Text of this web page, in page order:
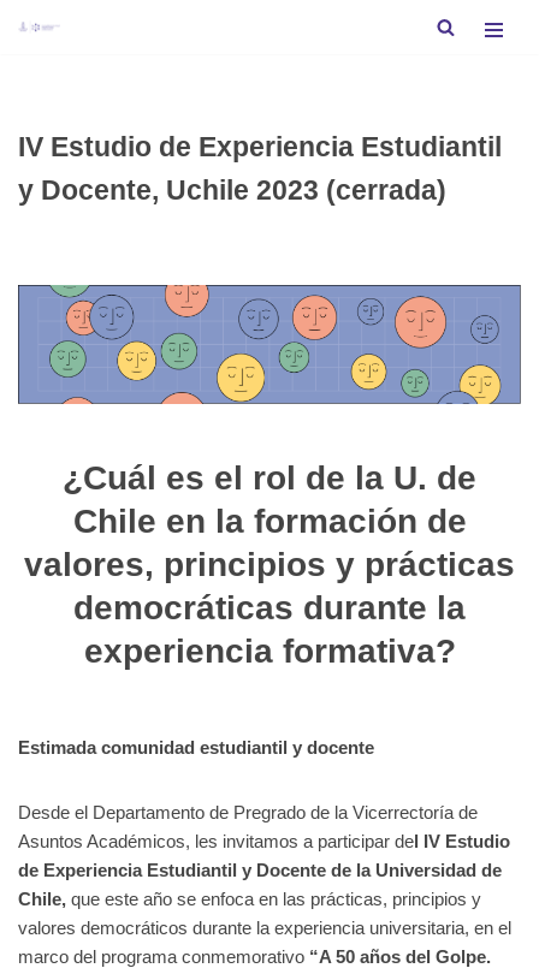
IV Estudio de Experiencia Estudiantil
y Docente, Uchile 2023 (cerrada)
¿Cuál es el rol de la U. de
Chile en la formación de
valores, principios y prácticas
democráticas durante la
experiencia formativa?
Estimada comunidad estudiantil y docente
Desde el Departamento de Pregrado de la Vicerrectoría de
Asuntos Académicos, les invitamos a participar del IV Estudio
de Experiencia Estudiantil y Docente de la Universidad de
Chile, que este año se enfoca en las prácticas, principios y
valores democráticos durante la experiencia universitaria, en el
marco del programa conmemorativo “A 50 años del Golpe.